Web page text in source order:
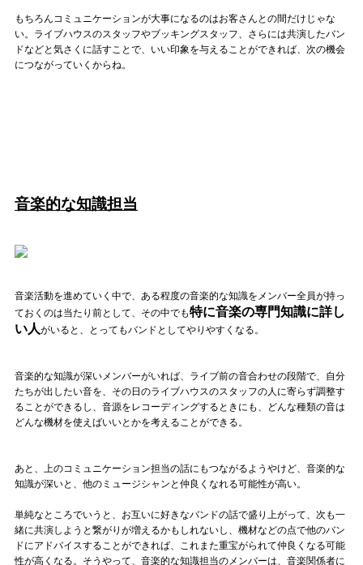
もちろんコミュニケーションが大事になるのはお客さんとの間だけじゃな
い。ライブハウスのスタッフやブッキングスタッフ、さらには共演したバン
ドなどと気さくに話すことで、いい印象を与えることができれば、次の機会
につながっていくからね。
音楽的な知識担当
音楽活動を進めていく中で、ある程度の音楽的な知識をメンバー全員が持っ
ておくのは当たり前として、その中でも特に音楽の専門知識に詳し
い人がいると、とってもバンドとしてやりやすくなる。
音楽的な知識が深いメンバーがいれば、ライブ前の音合わせの段階で、自分
たちが出したい音を、その日のライブハウスのスタッフの人に寄らず調整す
ることができるし、音源をレコーディングするときにも、どんな種類の音は
どんな機材を使えばいいとかを考えることができる。
あと、上のコミュニケーション担当の話にもつながるようやけど、音楽的な
知識が深いと、他のミュージシャンと仲良くなれる可能性が高い。
単純なところでいうと、お互いに好きなバンドの話で盛り上がって、次も一
緒に共演しようと繋がりが増えるかもしれないし、機材などの点で他のバン
ドにアドバイスすることができれば、これまた重宝がられて仲良くなる可能
性が高くなる。そうやって、音楽的な知識担当のメンバーは、音楽関係者に